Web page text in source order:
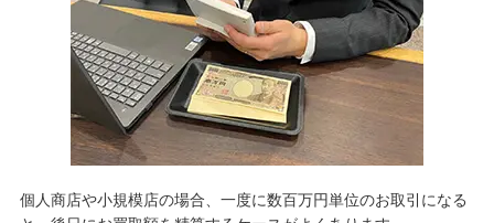
個人商店や小規模店の場合、一度に数百万円単位のお取引になる